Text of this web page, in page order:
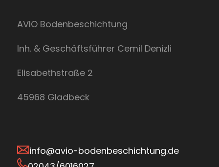
AVIO Bodenbeschichtung
Inh. & Geschäftsführer Cemil Denizli
Elisabethstraße 2
45968 Gladbeck
info@avio-bodenbeschichtung.de